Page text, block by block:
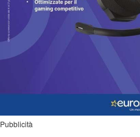
Pubblicità